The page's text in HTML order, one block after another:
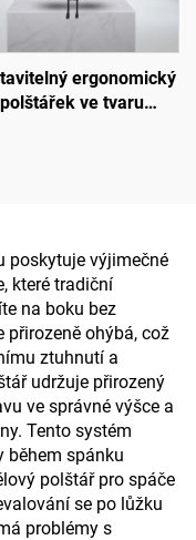
ergonomický
polštářek ve tvaru
poskytuje výjimečné
které tradiční
na boku bez
přirozeně ohýbá, což
ztuhnutí a
udržuje přirozený
ve správné výšce a
Tento systém
během spánku
polštář pro spáče
se po lůžku
problémy s